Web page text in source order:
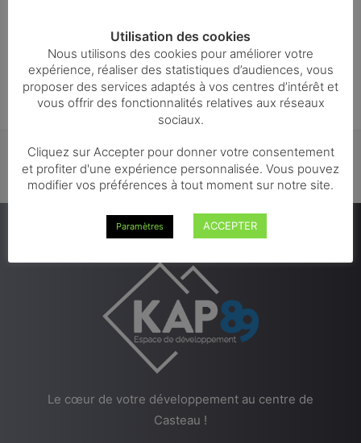
pas à nous contacter pour prendre RDV
Le cœur de votre développement au centre de
Casteau !
Utilisation des cookies
Nous utilisons des cookies pour améliorer votre
expérience, réaliser des statistiques d’audiences, vous
proposer des services adaptés à vos centres d’intérêt et
vous offrir des fonctionnalités relatives aux réseaux
sociaux.
Cliquez sur Accepter pour donner votre consentement
et profiter d'une expérience personnalisée. Vous pouvez
modifier vos préférences à tout moment sur notre site.
Paramètres ACCEPTER